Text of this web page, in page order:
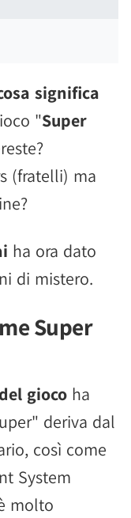
significa
"Super
(fratelli) ma
ha ora dato
di mistero.
Super
gioco ha
deriva dal
così come
System
molto